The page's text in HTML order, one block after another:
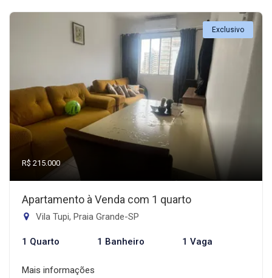
Exclusivo
R$ 215.000
Apartamento à Venda com 1 quarto
Vila Tupi, Praia Grande-SP
1 Quarto 1 Banheiro 1 Vaga
Mais informações